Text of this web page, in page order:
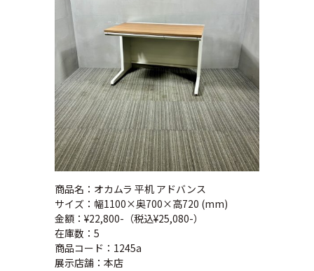
商品名：オカムラ 平机 アドバンス
サイズ：幅1100×奥700×高720 (mm)
金額：¥22,800-（税込¥25,080-）
在庫数：5
商品コード：1245a
展示店舗：本店